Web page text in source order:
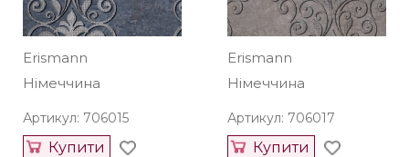
Erismann
Німеччина
Артикул: 706015
Купити
Erismann
Німеччина
Артикул: 706017
Купити